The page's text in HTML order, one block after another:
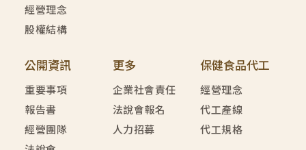
經營理念
股權結構
公開資訊
重要事項
報告書
經營團隊
更多
企業社會責任
法說會報名
人力招募
保健食品代工
經營理念
代工產線
代工規格